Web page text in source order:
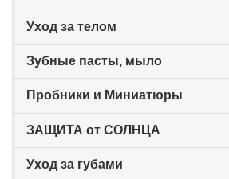
Уход за телом
Зубные пасты, мыло
Пробники и Миниатюры
ЗАЩИТА от СОЛНЦА
Уход за губами